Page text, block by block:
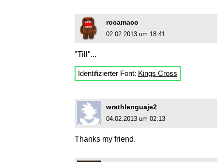
rocamaco
02.02.2013 um 18:41
"Till"...
Identifizierter Font: Kings Cross
wrathlenguaje2
04.02.2013 um 02:13
Thanks my friend.